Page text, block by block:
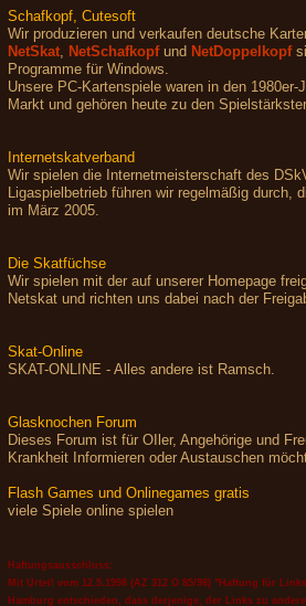
Schafkopf, Cutesoft
Wir produzieren und verkaufen deutsche
NetSkat, NetSchafkopfund NetDoppelkopf
Programme für Windows.
Unsere PC-Kartenspiele waren in den 1980er-
Markt und gehören heute zu den
Internetskatverband
Wir spielen die Internetmeisterschaft des
Ligaspielbetrieb führen wir regelmäßig durch,
im März 2005.
Die Skatfüchse
Wir spielen mit der auf unserer Homepage
Netskat und richten uns dabei nach der
Skat-Online
SKAT-ONLINE - Alles andere ist Ramsch.
Glasknochen Forum
Dieses Forum ist für OIler, Angehörige und
Krankheit Informieren oder Austauschen
Flash Games und Onlinegames gratis
viele Spiele online spielen
Haftungsausschluss:
Mit Urteil vom 12.5.1998 (AZ 312 O 85/98) "Haftung für
Hamburg entschieden, dass derjenige, der Links zu